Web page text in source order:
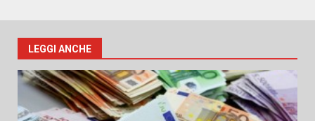
LEGGI ANCHE